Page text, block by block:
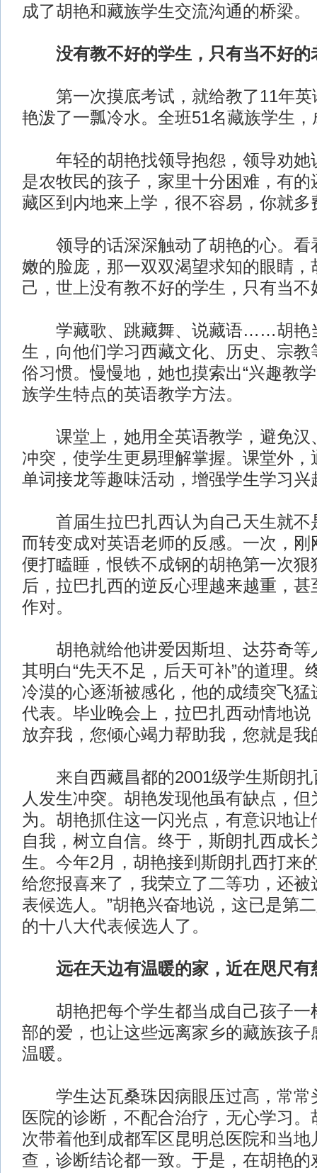
成了胡艳和藏族学生交流沟通的桥梁。
没有教不好的学生，只有当不好的
第一次摸底考试，就给教了11年英
艳泼了一瓢冷水。全班51名藏族学生
年轻的胡艳找领导抱怨，领导劝她
是农牧民的孩子，家里十分困难，有的
藏区到内地来上学，很不容易，你就多
领导的话深深触动了胡艳的心。看
嫩的脸庞，那一双双渴望求知的眼睛，
己，世上没有教不好的学生，只有当不
学藏歌、跳藏舞、说藏语……胡艳
生，向他们学习西藏文化、历史、宗教
俗习惯。慢慢地，她也摸索出“兴趣教
族学生特点的英语教学方法。
课堂上，她用全英语教学，避免汉
冲突，使学生更易理解掌握。课堂外，
单词接龙等趣味活动，增强学生学习兴
首届生拉巴扎西认为自己天生就不
而转变成对英语老师的反感。一次，刚
便打瞌睡，恨铁不成钢的胡艳第一次狠
后，拉巴扎西的逆反心理越来越重，
作对。
胡艳就给他讲爱因斯坦、达芬奇等
其明白“先天不足，后天可补”的道理。
冷漠的心逐渐被感化，他的成绩突飞猛
代表。毕业晚会上，拉巴扎西动情地说
放弃我，您倾心竭力帮助我，您就是我
来自西藏昌都的2001级学生斯朗扎
人发生冲突。胡艳发现他虽有缺点，
为。胡艳抓住这一闪光点，有意识地
自我，树立自信。终于，斯朗扎西成
生。今年2月，胡艳接到斯朗扎西打来
给您报喜来了，我荣立了二等功，还被
表候选人。”胡艳兴奋地说，这已是第
的十八大代表候选人了。
远在天边有温暖的家，近在咫尺有
胡艳把每个学生都当成自己孩子一
部的爱，也让这些远离家乡的藏族孩子
温暖。
学生达瓦桑珠因病眼压过高，常常
医院的诊断，不配合治疗，无心学习
次带着他到成都军区昆明总医院和当地
查，诊断结论都一致。于是，在胡艳的